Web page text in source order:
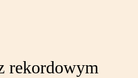
rekordowym